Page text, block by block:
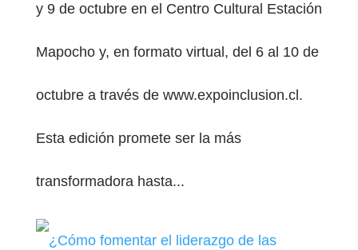
y 9 de octubre en el Centro Cultural Estación
Mapocho y, en formato virtual, del 6 al 10 de
octubre a través de www.expoinclusion.cl.
Esta edición promete ser la más
transformadora hasta...